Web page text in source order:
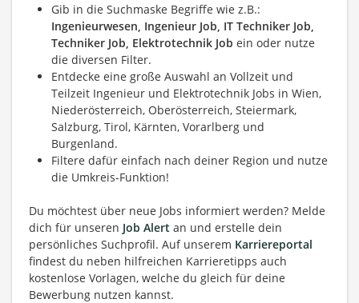
Gib in die Suchmaske Begriffe wie z.B.:
Ingenieurwesen, Ingenieur Job, IT Techniker Job,
Techniker Job, Elektrotechnik Job ein oder nutze
die diversen Filter.
Entdecke eine große Auswahl an Vollzeit und
Teilzeit Ingenieur und Elektrotechnik Jobs in Wien,
Niederösterreich, Oberösterreich, Steiermark,
Salzburg, Tirol, Kärnten, Vorarlberg und
Burgenland.
Filtere dafür einfach nach deiner Region und nutze
die Umkreis-Funktion!
Du möchtest über neue Jobs informiert werden? Melde
dich für unseren Job Alert an und erstelle dein
persönliches Suchprofil. Auf unserem Karriereportal
findest du neben hilfreichen Karrieretipps auch
kostenlose Vorlagen, welche du gleich für deine
Bewerbung nutzen kannst.